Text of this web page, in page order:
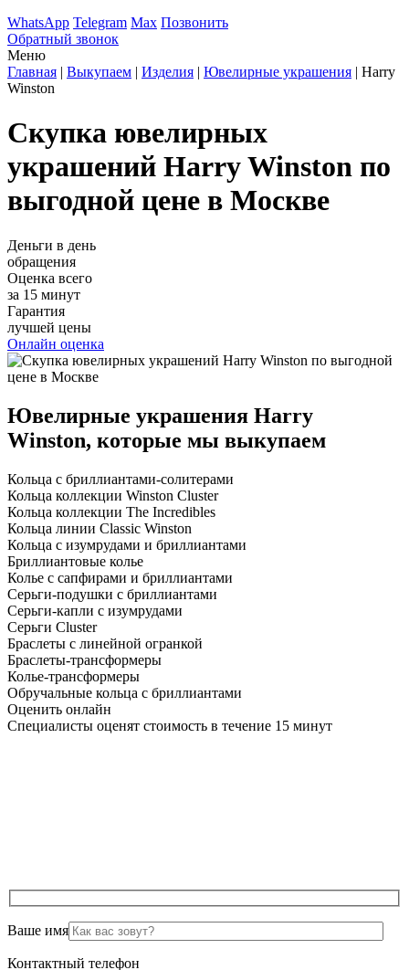
WhatsApp Telegram Max Позвонить
Обратный звонок
Меню
Главная | Выкупаем | Изделия | Ювелирные украшения | Harry
Winston
Скупка ювелирных
украшений Harry Winston по
выгодной цене в Москве
Деньги в день
обращения
Оценка всего
за 15 минут
Гарантия
лучшей цены
Онлайн оценка
Ювелирные украшения Harry
Winston, которые мы выкупаем
Кольца с бриллиантами-солитерами
Кольца коллекции Winston Cluster
Кольца коллекции The Incredibles
Кольца линии Classic Winston
Кольца с изумрудами и бриллиантами
Бриллиантовые колье
Колье с сапфирами и бриллиантами
Серьги-подушки с бриллиантами
Серьги-капли с изумрудами
Серьги Cluster
Браслеты с линейной огранкой
Браслеты-трансформеры
Колье-трансформеры
Обручальные кольца с бриллиантами
Оценить онлайн
Специалисты оценят стоимость в течение 15 минут
Ваше имя
Контактный телефон